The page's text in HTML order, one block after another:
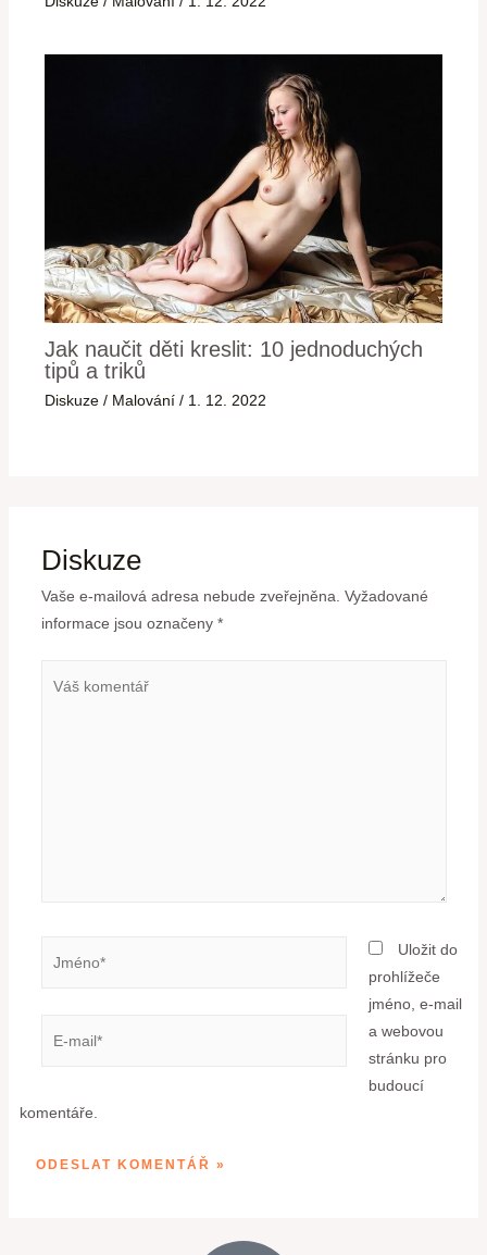
Jak naučit děti kreslit: 10 jednoduchých
tipů a triků
Diskuze / Malování / 1. 12. 2022
Diskuze
Vaše e-mailová adresa nebude zveřejněna. Vyžadované
informace jsou označeny *
Uložit do
prohlížeče
jméno, e-mail
a webovou
stránku pro
budoucí
komentáře.